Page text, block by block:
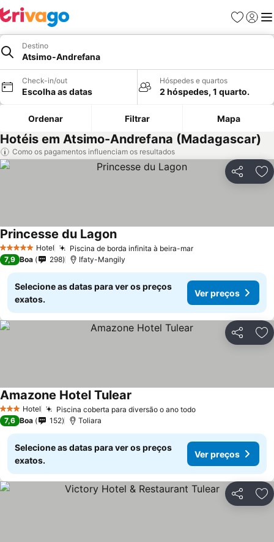
Favoritos
Iniciar
Destino
Atsimo-Andrefana
Check-in/out
Escolha as datas
Hóspedes e quartos
2 hóspedes, 1 quarto.
Ordenar Filtrar Mapa
Hotéis em Atsimo-Andrefana (Madagascar)
Como os pagamentos influenciam os resultados
Partilhar
5 Estrelas Hotel Piscina de borda infinita à beira-mar
Princesse du Lagon
7,9 Boa 298 Ifaty-Mangily
Selecione as datas para ver os preços
exatos.
Ver preços
Partilhar
3 EstrelasHotel Piscina coberta para diversão o ano todo
Amazone Hotel Tulear
7,6 Boa 152 Toliara
Selecione as datas para ver os preços
exatos.
Ver preços
Partilhar